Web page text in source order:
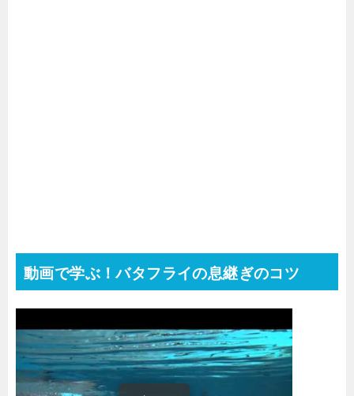
動画で学ぶ！バタフライの息継ぎのコツ